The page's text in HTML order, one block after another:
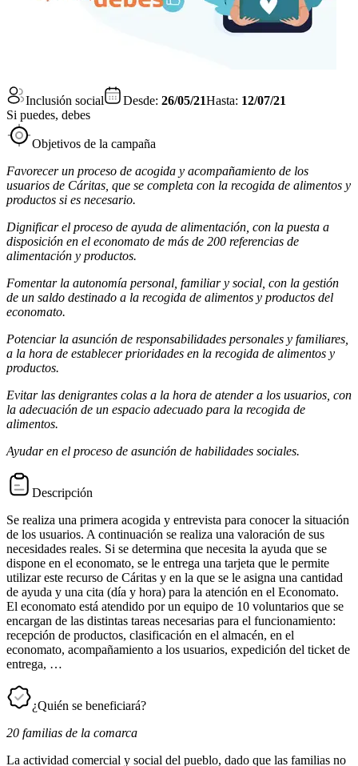
Inclusión social Desde: 26/05/21Hasta: 12/07/21
Si puedes, debes
Objetivos de la campaña
Favorecer un proceso de acogida y acompañamiento de los
usuarios de Cáritas, que se completa con la recogida de alimentos y
productos si es necesario.
Dignificar el proceso de ayuda de alimentación, con la puesta a
disposición en el economato de más de 200 referencias de
alimentación y productos.
Fomentar la autonomía personal, familiar y social, con la gestión
de un saldo destinado a la recogida de alimentos y productos del
economato.
Potenciar la asunción de responsabilidades personales y familiares,
a la hora de establecer prioridades en la recogida de alimentos y
productos.
Evitar las denigrantes colas a la hora de atender a los usuarios, con
la adecuación de un espacio adecuado para la recogida de
alimentos.
Ayudar en el proceso de asunción de habilidades sociales.
Descripción
Se realiza una primera acogida y entrevista para conocer la situación
de los usuarios. A continuación se realiza una valoración de sus
necesidades reales. Si se determina que necesita la ayuda que se
dispone en el economato, se le entrega una tarjeta que le permite
utilizar este recurso de Cáritas y en la que se le asigna una cantidad
de ayuda y una cita (día y hora) para la atención en el Economato.
El economato está atendido por un equipo de 10 voluntarios que se
encargan de las distintas tareas necesarias para el funcionamiento:
recepción de productos, clasificación en el almacén, en el
economato, acompañamiento a los usuarios, expedición del ticket de
entrega, …
¿Quién se beneficiará?
20 familias de la comarca
La actividad comercial y social del pueblo, dado que las familias no